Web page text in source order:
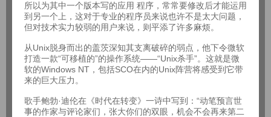
所以为其中一个版本写的应用 程序，常常要修改后才能运用
到另一个上，这对于专业的程序员来说也许不是太大问题，
但对技术实力较弱的用户来说，则平添了许多麻烦。
从Unix脱身而出的盖茨深知其支离破碎的弱点，他下令微软
打造一款“可移植的”的操作系统——“Unix杀手”。这就是微
软的Windows NT，包括SCO在内的Unix阵营将感受到它带
来的巨大压力。
歌手鲍勃·迪伦在《时代在转变》一诗中写到：“动笔预言世
事的作家与评论家们，张大你们的双眼，机会不会再来第二